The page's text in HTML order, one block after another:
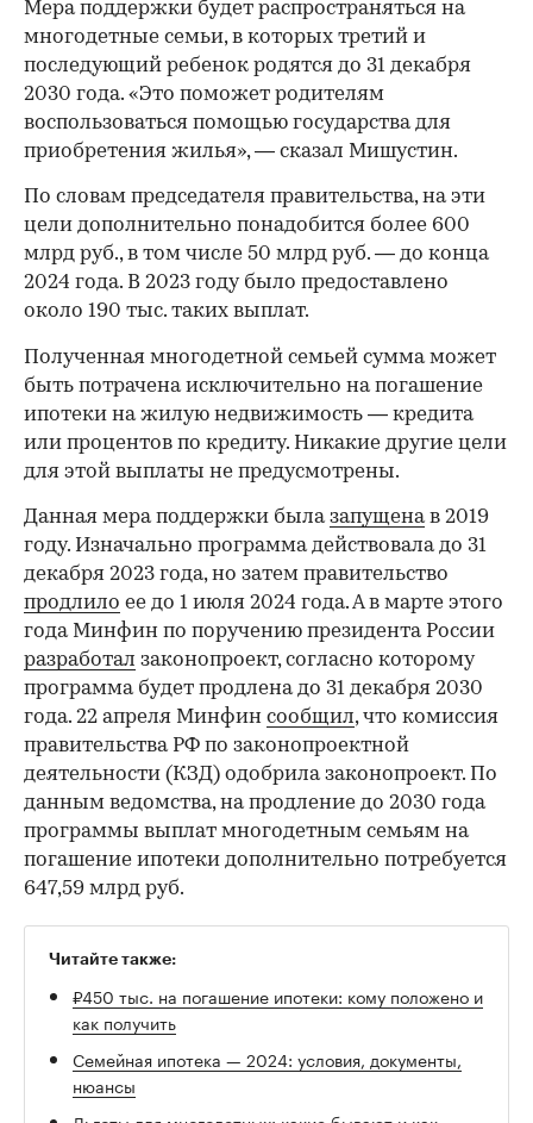
Мера поддержки будет распространяться на
многодетные семьи, в которых третий и
последующий ребенок родятся до 31 декабря
2030 года. «Это поможет родителям
воспользоваться помощью государства для
приобретения жилья», — сказал Мишустин.
По словам председателя правительства, на эти
цели дополнительно понадобится более 600
млрд руб., в том числе 50 млрд руб. — до конца
2024 года. В 2023 году было предоставлено
около 190 тыс. таких выплат.
Полученная многодетной семьей сумма может
быть потрачена исключительно на погашение
ипотеки на жилую недвижимость — кредита
или процентов по кредиту. Никакие другие цели
для этой выплаты не предусмотрены.
Данная мера поддержки былазапущенав 2019
году. Изначально программа действовала до 31
декабря 2023 года, но затем правительство
продлило ее до 1 июля 2024 года. А в марте этого
года Минфин по поручению президента России
разработал законопроект, согласно которому
программа будет продлена до 31 декабря 2030
года. 22 апреля Минфин сообщил, что комиссия
правительства РФ по законопроектной
деятельности (КЗД) одобрила законопроект. По
данным ведомства, на продление до 2030 года
программы выплат многодетным семьям на
погашение ипотеки дополнительно потребуется
647,59 млрд руб.
Читайте также:
₽450 тыс. на погашение ипотеки: кому положено и
как получить
Семейная ипотека — 2024: условия, документы,
нюансы